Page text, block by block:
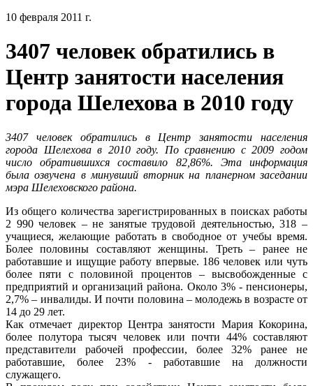
10 февраля 2011 г.
3407 человек обратились в
Центр занятости населения
города Шелехова в 2010 году
3407 человек обратились в Центр занятости населения
города Шелехова в 2010 году. По сравнению с 2009 годом
число обратившихся составило 82,86%. Эта информация
была озвучена в минувший вторник на планерном заседании
мэра Шелеховского района.
Из общего количества зарегистрированных в поисках работы
2 990 человек – не занятые трудовой деятельностью, 318 –
учащиеся, желающие работать в свободное от учебы время.
Более половины составляют женщины. Треть – ранее не
работавшие и ищущие работу впервые. 186 человек или чуть
более пяти с половиной процентов – высвобожденные с
предприятий и организаций района. Около 3% - пенсионеры,
2,7% – инвалиды. И почти половина – молодежь в возрасте от
14 до 29 лет.
Как отмечает директор Центра занятости Мария Кокорина,
более полутора тысяч человек или почти 44% составляют
представители рабочей профессии, более 32% ранее не
работавшие, более 23% - работавшие на должности
служащего.